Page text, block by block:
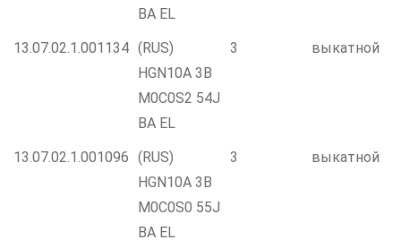
BA EL
13.07.02.1.001134 (RUS)
HGN10A 3B
M0C0S2 54J
BA EL
3 выкатной
13.07.02.1.001096 (RUS)
HGN10A 3B
M0C0S0 55J
BA EL
3 выкатной